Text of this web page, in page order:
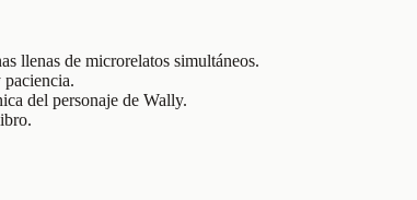
llenas de microrelatos simultáneos.
del personaje de Wally.